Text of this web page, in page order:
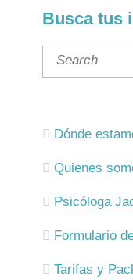
Busca tus
Dónde
Quienes
Psicóloga
Formulario
Tarifas y